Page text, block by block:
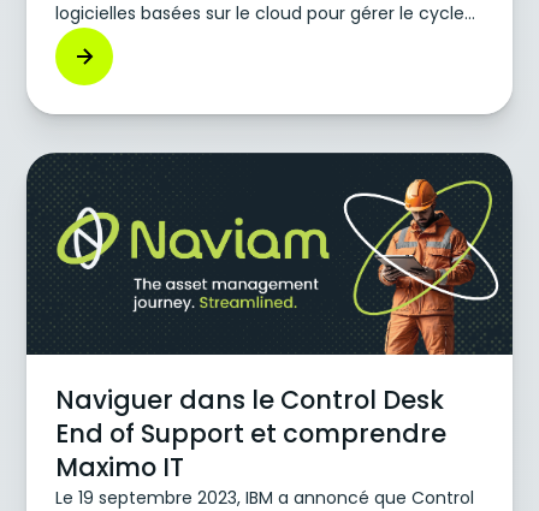
logicielles basées sur le cloud pour gérer le cycle
de vie des actifs physiques au sein d'une
organisation. Ces actifs peuvent aller de la
informatique et aux bâtiments. Les solutions cloud
EAM, telles qu'IBM Maximo, visent à aider les
entreprises à gérer leurs actifs plus efficacement,
à prolonger leur durée de vie et à réduire le coût
total de possession (TCO).
Naviguer dans le Control Desk
End of Support et comprendre
Maximo IT
Le 19 septembre 2023, IBM a annoncé que Control